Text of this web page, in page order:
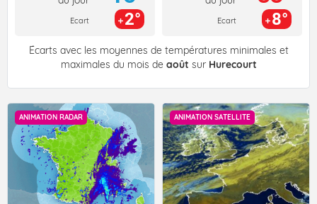
Ecart 2° Ecart 8°
Écarts avec les moyennes de températures minimales et
maximales du mois de août sur Hurecourt
ANIMATION RADAR ANIMATION SATELLITE